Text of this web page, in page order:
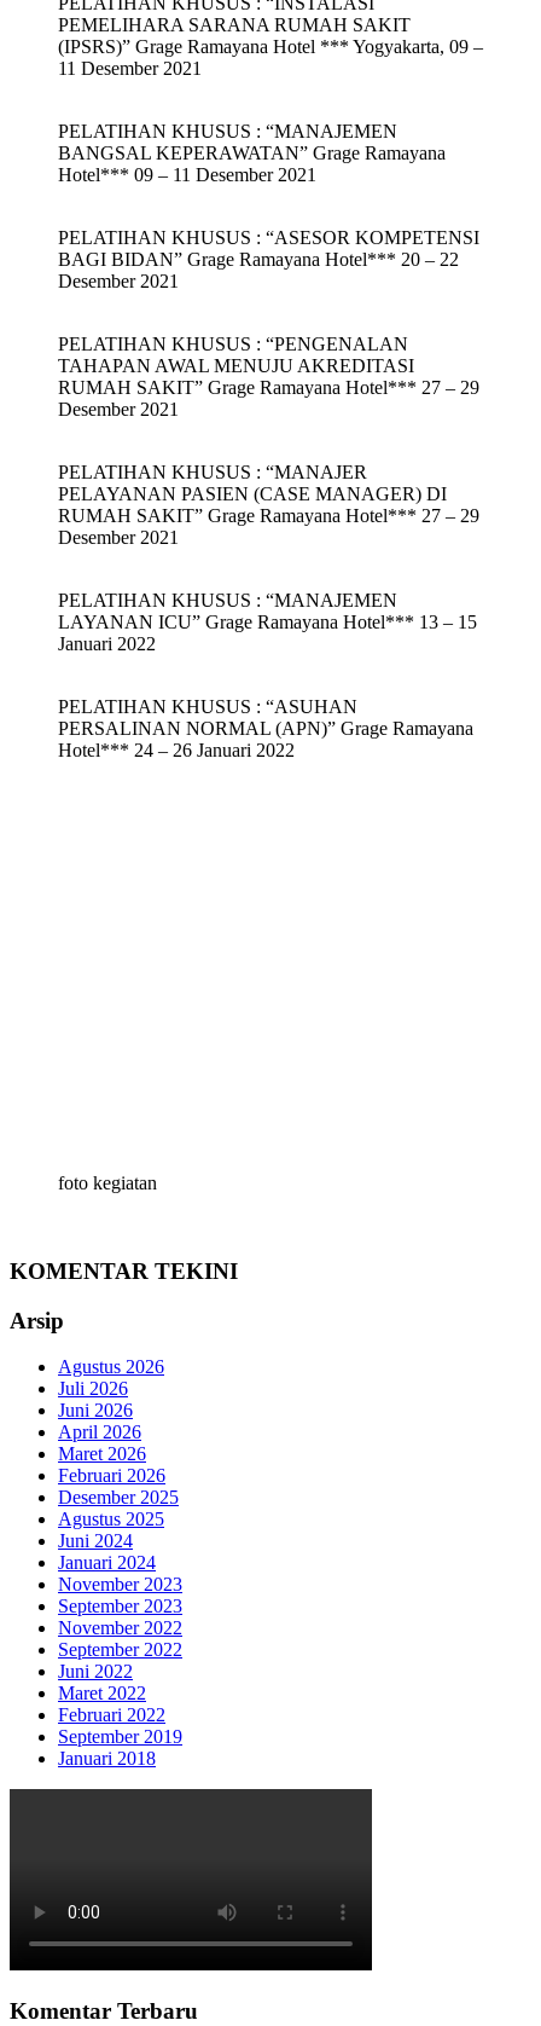
PEMELIHARA SARANA RUMAH SAKIT
(IPSRS)” Grage Ramayana Hotel *** Yogyakarta, 09 –
11 Desember 2021
PELATIHAN KHUSUS : “MANAJEMEN
BANGSAL KEPERAWATAN” Grage Ramayana
Hotel*** 09 – 11 Desember 2021
PELATIHAN KHUSUS : “ASESOR KOMPETENSI
BAGI BIDAN” Grage Ramayana Hotel*** 20 – 22
Desember 2021
PELATIHAN KHUSUS : “PENGENALAN
TAHAPAN AWAL MENUJU AKREDITASI
RUMAH SAKIT” Grage Ramayana Hotel*** 27 – 29
Desember 2021
PELATIHAN KHUSUS : “MANAJER
PELAYANAN PASIEN (CASE MANAGER) DI
RUMAH SAKIT” Grage Ramayana Hotel*** 27 – 29
Desember 2021
PELATIHAN KHUSUS : “MANAJEMEN
LAYANAN ICU” Grage Ramayana Hotel*** 13 – 15
Januari 2022
PELATIHAN KHUSUS : “ASUHAN
PERSALINAN NORMAL (APN)” Grage Ramayana
Hotel*** 24 – 26 Januari 2022
foto kegiatan
KOMENTAR TEKINI
Arsip
Agustus 2026
Juli 2026
Juni 2026
April 2026
Maret 2026
Februari 2026
Desember 2025
Agustus 2025
Juni 2024
Januari 2024
November 2023
September 2023
November 2022
September 2022
Juni 2022
Maret 2022
Februari 2022
September 2019
Januari 2018
Komentar Terbaru